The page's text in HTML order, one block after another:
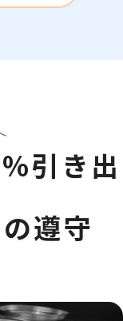
引き出
遵守